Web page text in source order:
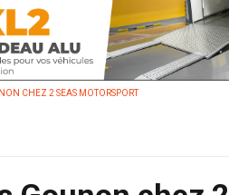
CHEZ 2 SEAS MOTORSPORT